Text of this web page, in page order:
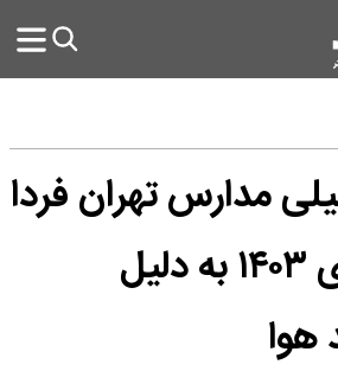
مدارس تهران فردا
یکشنبه ۱۶ دی ۱۴۰۳ به دلیل
هوا